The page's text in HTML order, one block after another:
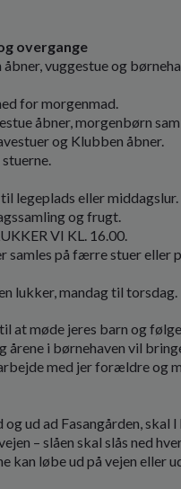
overgange
åbner, vuggestue og
for morgenmad.
åbner, morgenbørn
og Klubben åbner.
legeplads eller middagslur.
og frugt.
VI KL. 16.00.
samles på færre stuer eller
lukker, mandag til torsdag.
at møde jeres barn og
årene i børnehaven vil
med jer forældre og
og ud ad Fasangården, skal I
– slåen skal slås ned
kan løbe ud på vejen eller